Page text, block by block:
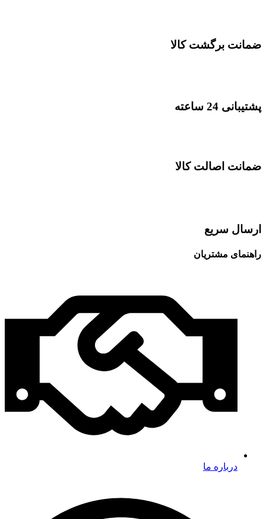
ضمانت برگشت کالا
پشتیبانی 24 ساعته
ضمانت اصالت کالا
ارسال سریع
راهنمای مشتریان
درباره ما